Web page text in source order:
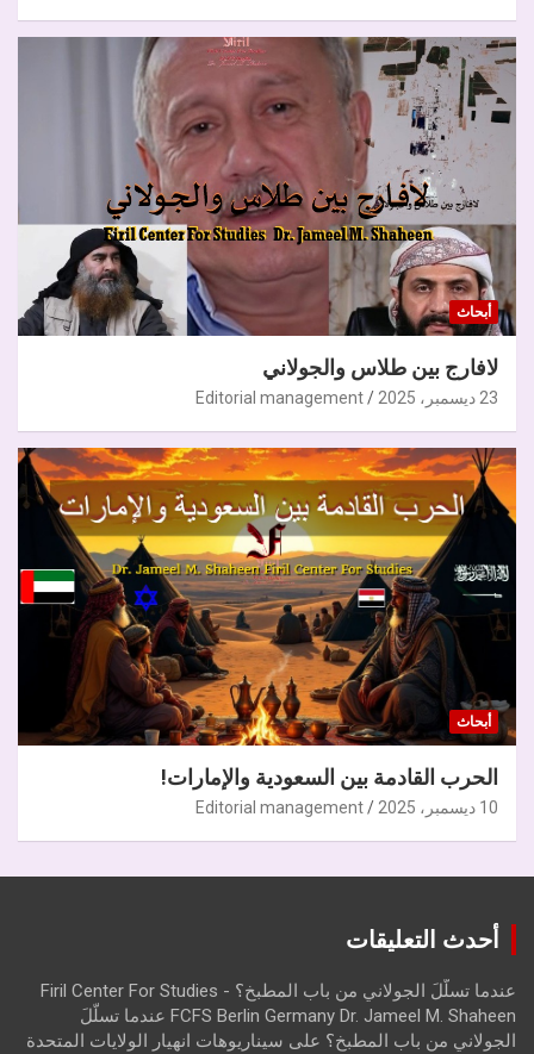
أبحاث
لافارج بين طلاس والجولاني
23 ديسمبر، 2025 Editorial management
أبحاث
الحرب القادمة بين السعودية والإمارات!
10 ديسمبر، 2025 Editorial management
أحدث التعليقات
عندما تسلّلَ الجولاني من باب المطبخ؟ - Firil Center For Studies
FCFS Berlin Germany Dr. Jameel M. Shaheen عندما تسلّلَ
الجولاني من باب المطبخ؟ على سيناريوهات انهيار الولايات المتحدة